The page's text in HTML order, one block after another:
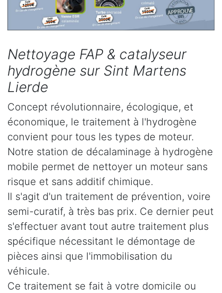
Nettoyage FAP & catalyseur
hydrogène sur Sint Martens
Lierde
Concept révolutionnaire, écologique, et
économique, le traitement à l'hydrogène
convient pour tous les types de moteur.
Notre station de décalaminage à hydrogène
mobile permet de nettoyer un moteur sans
risque et sans additif chimique.
Il s'agit d'un traitement de prévention, voire
semi-curatif, à très bas prix. Ce dernier peut
s'effectuer avant tout autre traitement plus
spécifique nécessitant le démontage de
pièces ainsi que l'immobilisation du
véhicule.
Ce traitement se fait à votre domicile ou